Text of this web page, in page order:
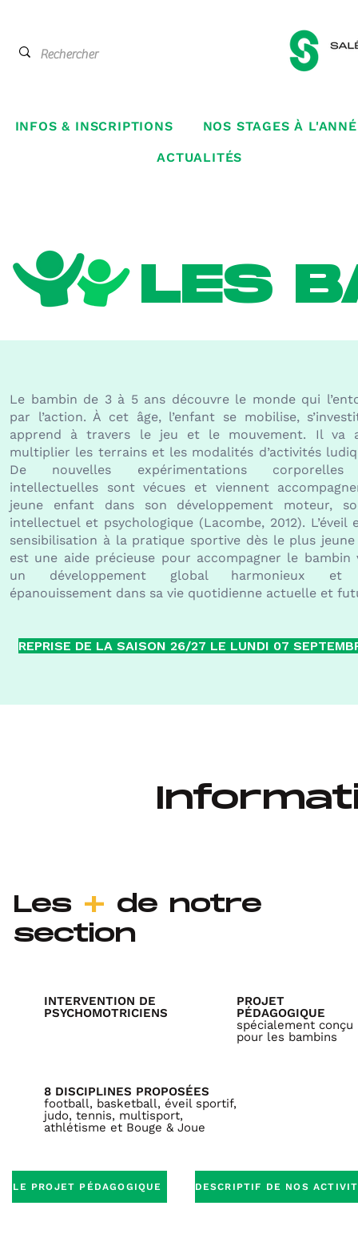
INFOS & INSCRIPTIONS NOS STAGES À
ACTUALITÉS
LES
Le bambin de 3 à 5 ans découvre le monde qui
par l’action. À cet âge, l’enfant se mobilise,
apprend à travers le jeu et le mouvement. Il va
multiplier les terrains et les modalités d’activités
De nouvelles expérimentations
intellectuelles sont vécues et viennent
jeune enfant dans son développement moteur,
intellectuel et psychologique (Lacombe, 2012). L’éveil
sensibilisation à la pratique sportive dès le plus jeune
est une aide précieuse pour accompagner le bambin
un développement global harmonieux et
épanouissement dans sa vie quotidienne actuelle et
REPRISE DE LA SAISON 26/27 LE LUNDI 07
Les + de notre
section
INTERVENTION DE
PSYCHOMOTRICIENS
PROJET
PÉDAGOGIQUE
spécialement conçu
pour les bambins
8 DISCIPLINES PROPOSÉES
football, basketball, éveil sportif,
judo, tennis, multisport,
athlétisme et Bouge & Joue
LE PROJET PÉDAGOGIQUE